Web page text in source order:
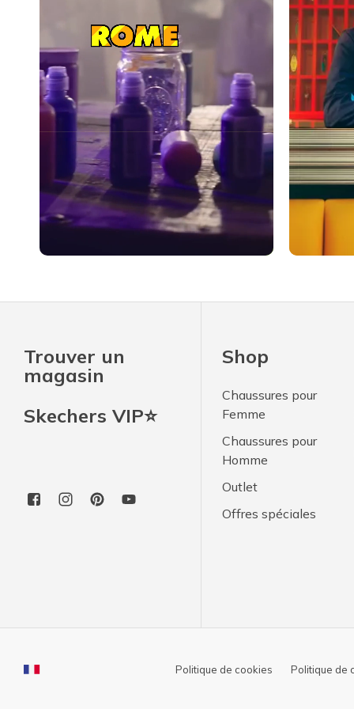
Trouver un
magasin
Skechers VIP⭐
Shop
Chaussures pour
Femme
Chaussures pour
Homme
Outlet
Offres spéciales
Politique de cookies Politique de